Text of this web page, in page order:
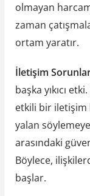
olmayan
zaman
ortam yaratır.
İletişim
başka yıkıcı
etkili bir iletişim
yalan
arasındaki
Böylece,
başlar.